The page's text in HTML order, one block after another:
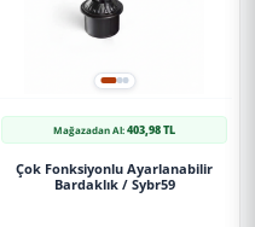
Mağazadan Al:403,98 TL
Çok Fonksiyonlu Ayarlanabilir
Bardaklık / Sybr59